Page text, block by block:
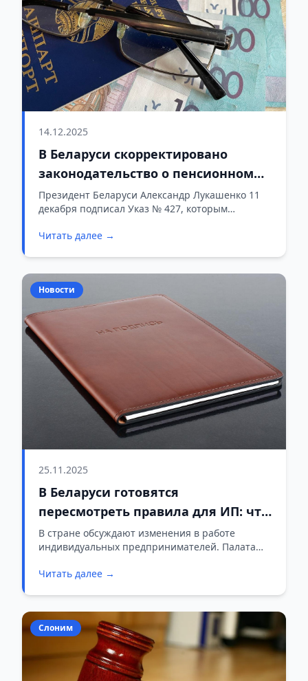
14.12.2025
В Беларуси скорректировано
законодательство о пенсионном
обеспечении и государственном
соцстраховании
Президент Беларуси Александр Лукашенко 11
декабря подписал Указ № 427, которым
государственного социального страхования и
Читать далее →
Новости
25.11.2025
В Беларуси готовятся
пересмотреть правила для ИП: что
изменится
В стране обсуждают изменения в работе
индивидуальных предпринимателей. Палата
законопроект, который уточняет, где и на каких
Читать далее →
Слоним